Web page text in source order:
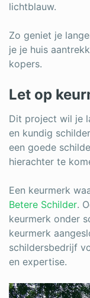
lichtblauw.
Zo geniet je
je je huis
kopers.
Let op
Dit project wil je
en kundig
een goede
hierachter te
Een keurmerk
Betere Schilder.
keurmerk onder
keurmerk
schildersbedrijf
en expertise.